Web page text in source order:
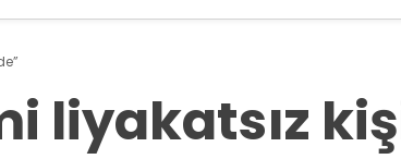
liyakatsız